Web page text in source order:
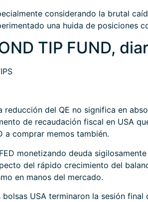
considerando la brutal
una huida de posiciones
TIP FUND,
reducción del QE no significa en
de recaudación fiscal en USA
a comprar memos también.
monetizando deuda sigilosamente
del rápido crecimiento del
en manos del mercado.
bolsas USA terminaron la sesión